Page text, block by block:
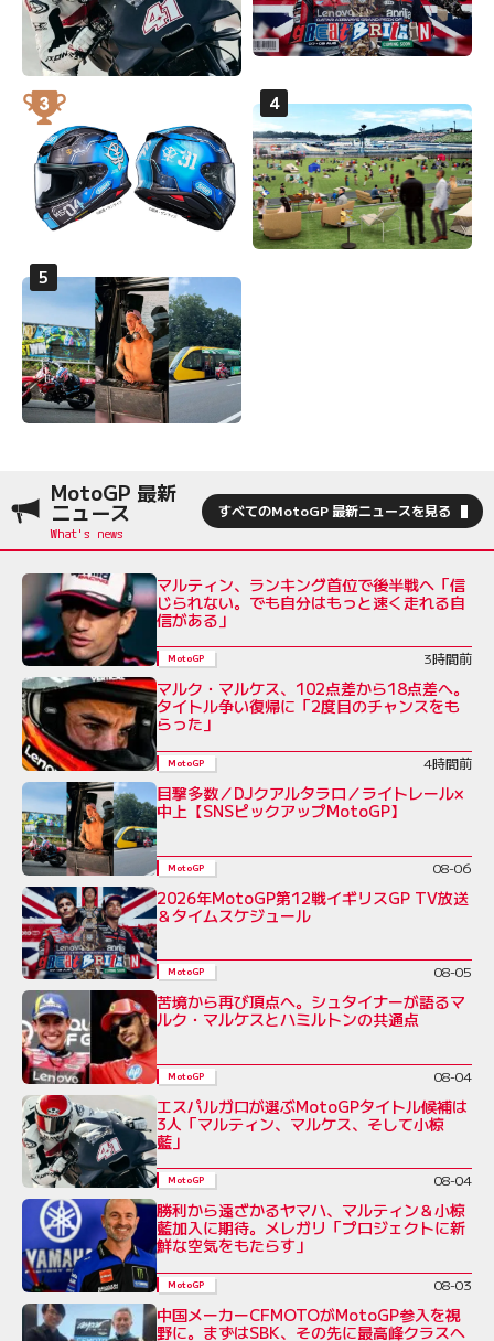
MotoGP 最新
ニュース すべてのMotoGP 最新ニュースを見る
マルティン、ランキング首位で後半戦へ「信
じられない。でも自分はもっと速く走れる自
信がある」
MotoGP 3時間前
マルク・マルケス、102点差から18点差へ。
タイトル争い復帰に「2度目のチャンスをも
らった」
MotoGP 4時間前
目撃多数／DJクアルタラロ／ライトレール×
中上【SNSピックアップMotoGP】
MotoGP 08-06
2026年MotoGP第12戦イギリスGP TV放送
＆タイムスケジュール
MotoGP 08-05
苦境から再び頂点へ。シュタイナーが語るマ
ルク・マルケスとハミルトンの共通点
MotoGP 08-04
エスパルガロが選ぶMotoGPタイトル候補は
3人「マルティン、マルケス、そして小椋
藍」
MotoGP 08-04
勝利から遠ざかるヤマハ、マルティン＆小椋
藍加入に期待。メレガリ「プロジェクトに新
鮮な空気をもたらす」
MotoGP 08-03
中国メーカーCFMOTOがMotoGP参入を視
野に。まずはSBK、その先に最高峰クラスへ